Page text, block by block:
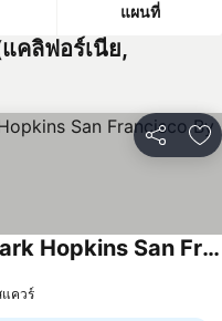
แผนที่
คลิฟอร์เนีย,
แชร์ เ
Intercontinental Hotels Mark Hopkins San Francisco By Ihg
แควร์